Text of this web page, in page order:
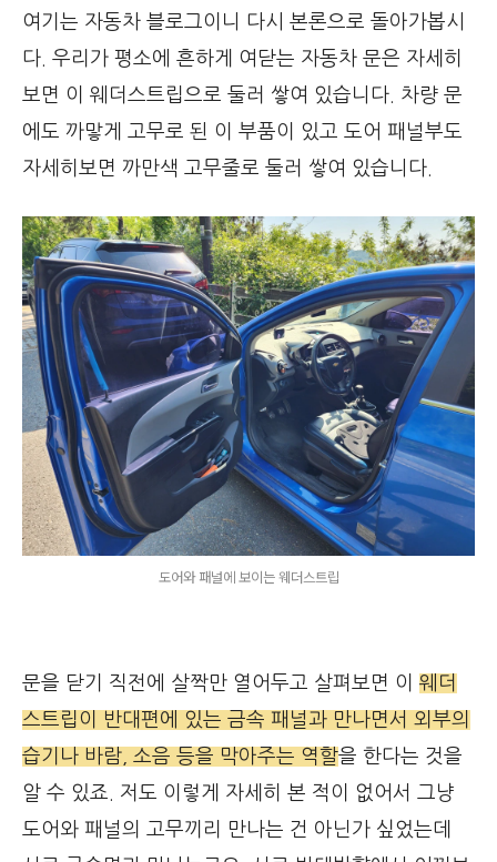
여기는 자동차 블로그이니 다시 본론으로 돌아가봅시
다. 우리가 평소에 흔하게 여닫는 자동차 문은 자세히
보면 이 웨더스트립으로 둘러 쌓여 있습니다. 차량 문
에도 까맣게 고무로 된 이 부품이 있고 도어 패널부도
자세히보면 까만색 고무줄로 둘러 쌓여 있습니다.
도어와 패널에 보이는 웨더스트립
문을 닫기 직전에 살짝만 열어두고 살펴보면 이 웨더
스트립이 반대편에 있는 금속 패널과 만나면서 외부의
습기나 바람, 소음 등을 막아주는 역할을 한다는 것을
알 수 있죠. 저도 이렇게 자세히 본 적이 없어서 그냥
도어와 패널의 고무끼리 만나는 건 아닌가 싶었는데